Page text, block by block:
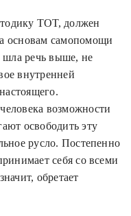
ТОТ, должен
основам самопомощи
речь выше, не
внутренней
возможности
освободить эту
русло. Постепенно
себя со всеми
обретает